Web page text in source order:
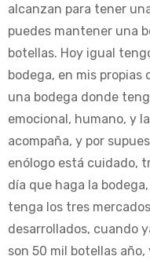
alcanzan para tener
puedes mantener una
botellas. Hoy igual
bodega, en mis
una bodega donde
emocional, humano, y
acompaña, y por
enólogo está cuidado,
día que haga la
tenga los tres
desarrollados, cuando
son 50 mil botellas año,